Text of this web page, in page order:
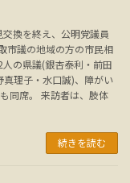
換を終え、公明党議員
市議の地域の方の市民相
の県議(銀杏泰利・前田
理子・水口誠)、障がい
同席。 来訪者は、肢体
続きを読む